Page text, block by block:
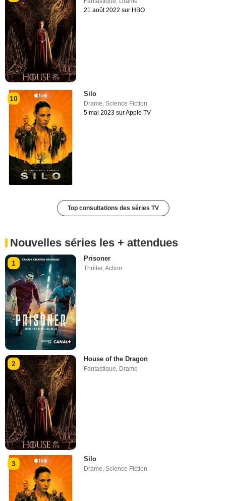
21 août 2022 sur HBO
10
Silo
Drame,Science Fiction
5 mai 2023 sur Apple TV
Top consultations des séries TV
Nouvelles séries les + attendues
1
Prisoner
Thriller,Action
2
House of the Dragon
Fantastique Drame
3
Silo
Drame,Science Fiction